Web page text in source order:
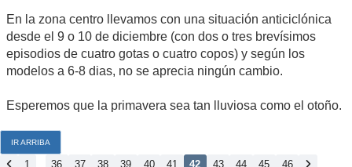
En la zona centro llevamos con una situación anticiclónica
desde el 9 o 10 de diciembre (con dos o tres brevísimos
episodios de cuatro gotas o cuatro copos) y según los
modelos a 6-8 dias, no se aprecia ningún cambio.
Esperemos que la primavera sea tan lluviosa como el otoño.
IR ARRIBA
1 ... 36 37 38 39 40 41 42 43 44 45 46